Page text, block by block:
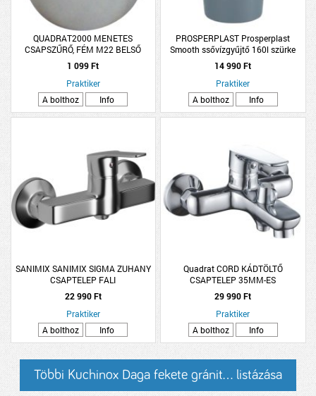
QUADRAT2000 MENETES
CSAPSZŰRŐ, FÉM M22 BELSŐ
MENETES
1 099 Ft
Praktiker
A bolthoz
Info
PROSPERPLAST Prosperplast
Smooth ssővízgyűjtő 160l szürke
14 990 Ft
Praktiker
A bolthoz
Info
SANIMIX SANIMIX SIGMA ZUHANY
CSAPTELEP FALI
22 990 Ft
Praktiker
A bolthoz
Info
Quadrat CORD KÁDTÖLTŐ
CSAPTELEP 35MM-ES
KERÁMIABETÉT
29 990 Ft
Praktiker
A bolthoz
Info
Többi Kuchinox Daga fekete gránit... listázása